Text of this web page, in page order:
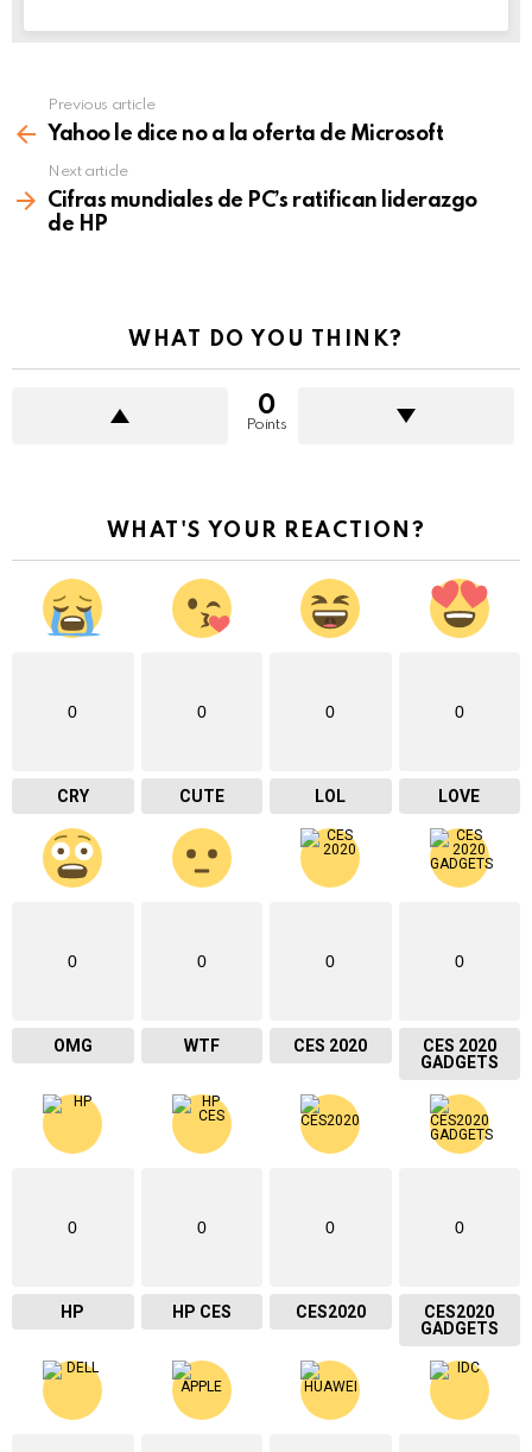
more
Previous article
Yahoo le dice no a la oferta de Microsoft
Next article
Cifras mundiales de PC’s ratifican liderazgo
de HP
WHAT DO YOU THINK?
0
Points
WHAT'S YOUR REACTION?
0
CRY
0
CUTE
0
LOL
0
LOVE
0
OMG
0
WTF
0
CES 2020
0
CES 2020
GADGETS
0
HP
0
HP CES
0
CES2020
0
CES2020
GADGETS